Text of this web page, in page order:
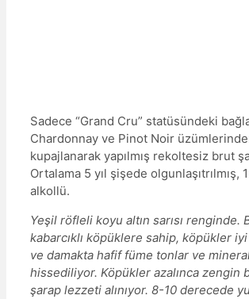
Sadece “Grand Cru” statüsündeki
Chardonnay ve Pinot Noir
kupajlanarak yapılmış rekoltesiz brut
Ortalama 5 yıl şişede olgunlaşıtrılmış,
alkollü.
Yeşil röfleli koyu altın sarısı renginde.
kabarcıklı köpüklere sahip, köpükler
ve damakta hafif füme tonlar ve
hissediliyor. Köpükler azalınca zengin
şarap lezzeti alınıyor. 8-10 derecede